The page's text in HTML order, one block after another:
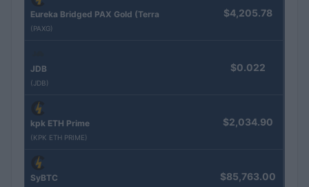
Eureka Bridged PAX Gold (Terra
(PAXG)
$4,205.78
JDB
(JDB)
$0.022
kpk ETH Prime
(KPK ETH PRIME)
$2,034.90
SyBTC $85,763.00